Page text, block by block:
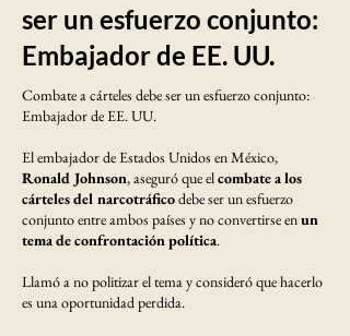
ser un esfuerzo conjunto:
Embajador de EE. UU.
Combate a cárteles debe ser un esfuerzo conjunto:
Embajador de EE. UU.
El embajador de Estados Unidos en México,
Ronald Johnson, aseguró que elcombate a los
cárteles del narcotráficodebe ser un esfuerzo
conjunto entre ambos países y no convertirse enun
tema de confrontación política.
Llamó a no politizar el tema y consideró que hacerlo
es una oportunidad perdida.